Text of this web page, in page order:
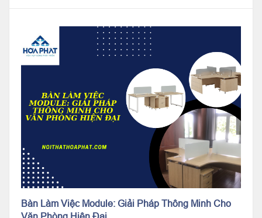
Bàn Làm Việc Module: Giải Pháp Thông Minh Cho